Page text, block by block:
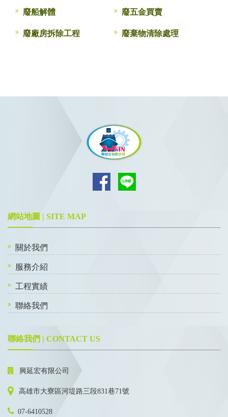
廢船解體 廢五金買賣
廢廠房拆除工程 廢棄物清除處理
網站地圖 | SITE MAP
關於我們
服務介紹
工程實績
聯絡我們
聯絡我們 | CONTACT US
興延宏有限公司
高雄市大寮區河堤路三段831巷71號
07-6410528